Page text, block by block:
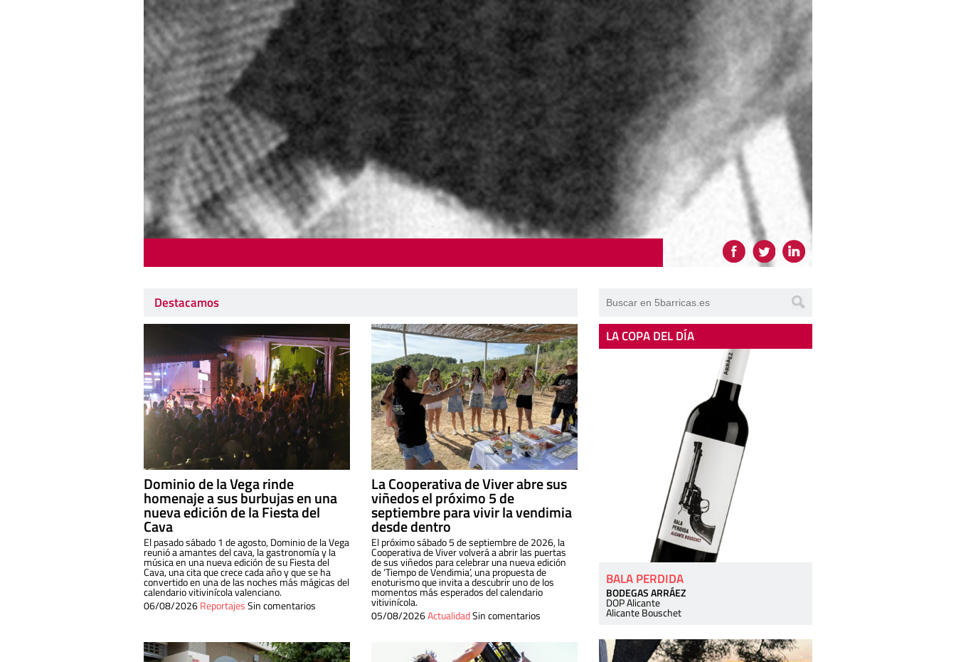
Destacamos
Dominio de la Vega rinde
homenaje a sus burbujas en una
nueva edición de la Fiesta del
Cava
El pasado sábado 1 de agosto, Dominio de la Vega
reunió a amantes del cava, la gastronomía y la
música en una nueva edición de su Fiesta del
Cava, una cita que crece cada año y que se ha
convertido en una de las noches más mágicas del
calendario vitivinícola valenciano.
06/08/2026ReportajesSin comentarios
La Cooperativa de Viver abre sus
viñedos el próximo 5 de
septiembre para vivir la vendimia
desde dentro
El próximo sábado 5 de septiembre de 2026, la
Cooperativa de Viver volverá a abrir las puertas
de sus viñedos para celebrar una nueva edición
de ‘Tiempo de Vendimia’, una propuesta de
enoturismo que invita a descubrir uno de los
momentos más esperados del calendario
vitivinícola.
05/08/2026ActualidadSin comentarios
LA COPA DEL DÍA
BALA PERDIDA
BODEGAS ARRÁEZ
DOP Alicante
Alicante Bouschet